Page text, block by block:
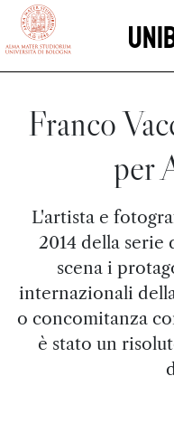
vai al contenuto della
Franco
per
L'artista e
2014 della serie
scena i
internazionali
o concomitanza
è stato un